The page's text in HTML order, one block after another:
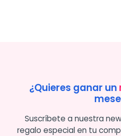
¿Quieres ganar un
Suscríbete a nuestra
regalo especial en tu